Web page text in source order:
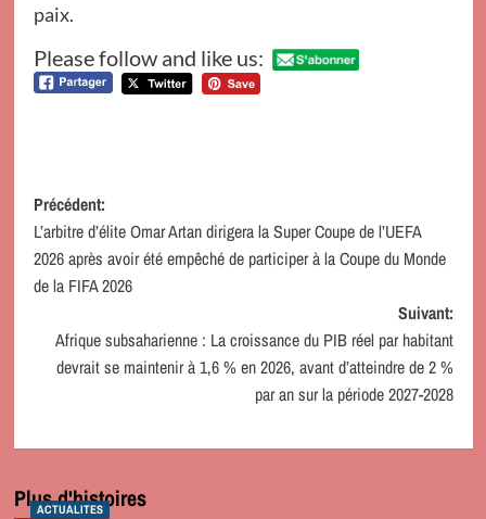
paix.
Please follow and like us:
Navigation
d’article
Précédent:
L’arbitre d’élite Omar Artan dirigera la Super Coupe de l’UEFA
2026 après avoir été empêché de participer à la Coupe du Monde
de la FIFA 2026
Suivant:
Afrique subsaharienne : La croissance du PIB réel par habitant
devrait se maintenir à 1,6 % en 2026, avant d’atteindre de 2 %
par an sur la période 2027-2028
Plus d'histoires
ACTUALITES